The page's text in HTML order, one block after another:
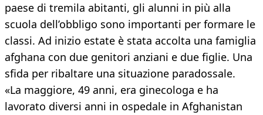
paese di tremila abitanti, gli alunni in più alla
scuola dell’obbligo sono importanti per formare le
classi. Ad inizio estate è stata accolta una famiglia
afghana con due genitori anziani e due figlie. Una
sfida per ribaltare una situazione paradossale.
«La maggiore, 49 anni, era ginecologa e ha
lavorato diversi anni in ospedale in Afghanistan